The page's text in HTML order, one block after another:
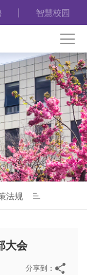
智慧校园
法规
大会
分享到：